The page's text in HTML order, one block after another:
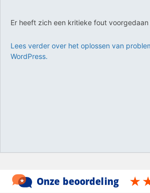
Er heeft zich een kritieke fout
Lees verder over het oplossen van
WordPress.